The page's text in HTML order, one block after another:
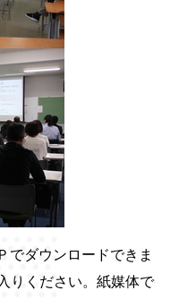
ダウンロードできま
りください。紙媒体で